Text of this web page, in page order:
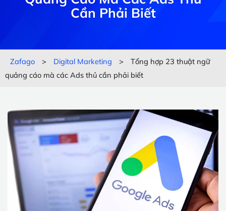
Cần Phải Biết
Zafago > Digital Marketing >
Tổng hợp 23 thuật ngữ
quảng cáo mà các Ads thủ cần phải biết